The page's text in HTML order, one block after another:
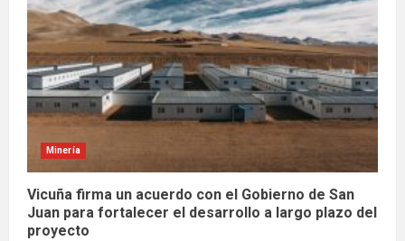
Minería
Vicuña firma un acuerdo con el Gobierno de San
Juan para fortalecer el desarrollo a largo plazo del
proyecto